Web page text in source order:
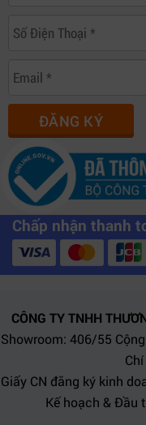
ĐĂNG KÝ
Chấp nhận thanh
CÔNG TY TNHH
Showroom: 406/55
Giấy CN đăng ký kinh
Kế hoạch & Đầu